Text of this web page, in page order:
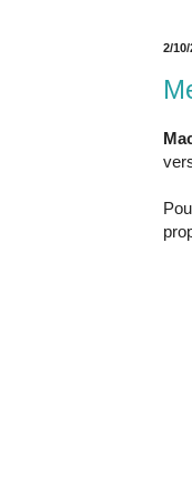
2/10/